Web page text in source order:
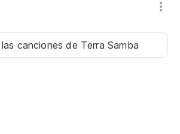
cancionesde Terra Samba